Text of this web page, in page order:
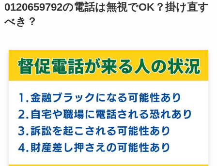
0120659792の電話は無視でOK？掛け直す
べき？